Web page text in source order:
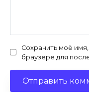
Сохранить моё
браузере для